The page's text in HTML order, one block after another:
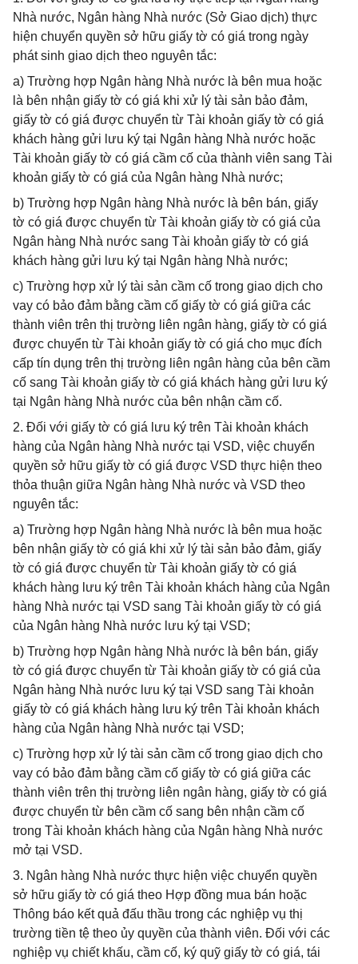
Nhà nước, Ngân hàng Nhà nước (Sở Giao dịch) thực
hiện chuyển quyền sở hữu giấy tờ có giá trong ngày
phát sinh giao dịch theo nguyên tắc:
a) Trường hợp Ngân hàng Nhà nước là bên mua hoặc
là bên nhận giấy tờ có giá khi xử lý tài sản bảo đảm,
giấy tờ có giá được chuyển từ Tài khoản giấy tờ có giá
khách hàng gửi lưu ký tại Ngân hàng Nhà nước hoặc
Tài khoản giấy tờ có giá cầm cố của thành viên sang Tài
khoản giấy tờ có giá của Ngân hàng Nhà nước;
b) Trường hợp Ngân hàng Nhà nước là bên bán, giấy
tờ có giá được chuyển từ Tài khoản giấy tờ có giá của
Ngân hàng Nhà nước sang Tài khoản giấy tờ có giá
khách hàng gửi lưu ký tại Ngân hàng Nhà nước;
c) Trường hợp xử lý tài sản cầm cố trong giao dịch cho
vay có bảo đảm bằng cầm cố giấy tờ có giá giữa các
thành viên trên thị trường liên ngân hàng, giấy tờ có giá
được chuyển từ Tài khoản giấy tờ có giá cho mục đích
cấp tín dụng trên thị trường liên ngân hàng của bên cầm
cố sang Tài khoản giấy tờ có giá khách hàng gửi lưu ký
tại Ngân hàng Nhà nước của bên nhận cầm cố.
2. Đối với giấy tờ có giá lưu ký trên Tài khoản khách
hàng của Ngân hàng Nhà nước tại VSD, việc chuyển
quyền sở hữu giấy tờ có giá được VSD thực hiện theo
thỏa thuận giữa Ngân hàng Nhà nước và VSD theo
nguyên tắc:
a) Trường hợp Ngân hàng Nhà nước là bên mua hoặc
bên nhận giấy tờ có giá khi xử lý tài sản bảo đảm, giấy
tờ có giá được chuyển từ Tài khoản giấy tờ có giá
khách hàng lưu ký trên Tài khoản khách hàng của Ngân
hàng Nhà nước tại VSD sang Tài khoản giấy tờ có giá
của Ngân hàng Nhà nước lưu ký tại VSD;
b) Trường hợp Ngân hàng Nhà nước là bên bán, giấy
tờ có giá được chuyển từ Tài khoản giấy tờ có giá của
Ngân hàng Nhà nước lưu ký tại VSD sang Tài khoản
giấy tờ có giá khách hàng lưu ký trên Tài khoản khách
hàng của Ngân hàng Nhà nước tại VSD;
c) Trường hợp xử lý tài sản cầm cố trong giao dịch cho
vay có bảo đảm bằng cầm cố giấy tờ có giá giữa các
thành viên trên thị trường liên ngân hàng, giấy tờ có giá
được chuyển từ bên cầm cố sang bên nhận cầm cố
trong Tài khoản khách hàng của Ngân hàng Nhà nước
mở tại VSD.
3. Ngân hàng Nhà nước thực hiện việc chuyển quyền
sở hữu giấy tờ có giá theo Hợp đồng mua bán hoặc
Thông báo kết quả đấu thầu trong các nghiệp vụ thị
trường tiền tệ theo ủy quyền của thành viên. Đối với các
nghiệp vụ chiết khấu, cầm cố, ký quỹ giấy tờ có giá, tái